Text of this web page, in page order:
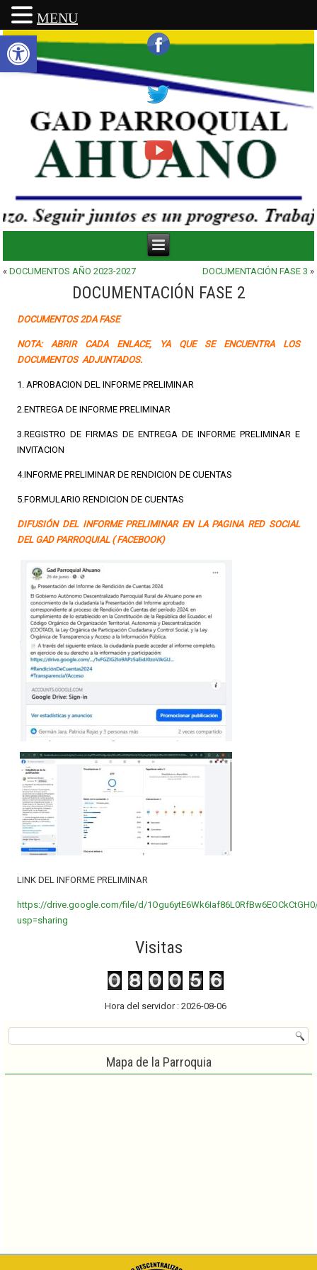
Abrir barra de herramientas
«DOCUMENTOS AÑO 2023-2027 DOCUMENTACIÓN FASE 3 »
DOCUMENTACIÓN FASE 2
DOCUMENTOS 2DA FASE
NOTA: ABRIR CADA ENLACE, YA QUE SE ENCUENTRA LOS
DOCUMENTOS ADJUNTADOS.
1. APROBACION DEL INFORME PRELIMINAR
2.ENTREGA DE INFORME PRELIMINAR
3.REGISTRO DE FIRMAS DE ENTREGA DE INFORME PRELIMINAR E
INVITACION
4.INFORME PRELIMINAR DE RENDICION DE CUENTAS
5.FORMULARIO RENDICION DE CUENTAS
DIFUSIÓN DEL INFORME PRELIMINAR EN LA PAGINA RED SOCIAL
DEL GAD PARROQUIAL ( FACEBOOK)
LINK DEL INFORME PRELIMINAR
https://drive.google.com/file/d/
usp=sharing
Visitas
Hora del servidor : 2026-08-06
Mapa de la Parroquia
MENU